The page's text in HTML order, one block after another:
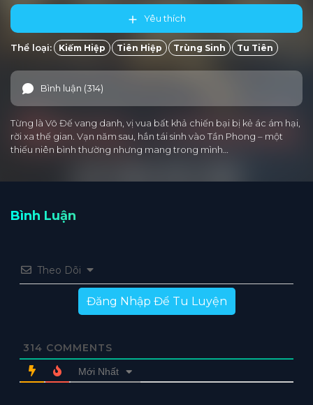
Yêu thích
Thể loại: Kiếm Hiệp Tiên Hiệp Trùng Sinh Tu Tiên
Bình luận (314)
Từng là Võ Đế vang danh, vị vua bất khả chiến bại bị kẻ ác ám hại,
rời xa thế gian. Vạn năm sau, hắn tái sinh vào Tần Phong – một
thiếu niên bình thường nhưng mang trong mình…
Bình Luận
Theo Dõi
Đăng Nhập Để Tu Luyện
314 COMMENTS
Mới Nhất